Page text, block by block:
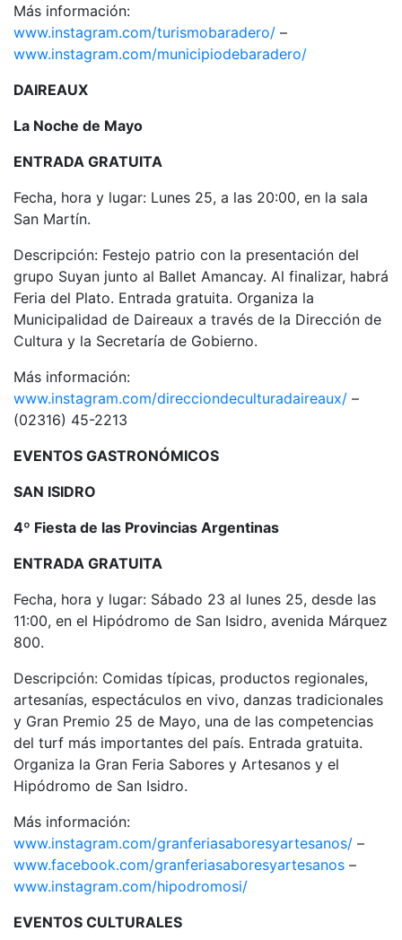
Más información:
www.instagram.com/turismobaradero/ –
www.instagram.com/municipiodebaradero/
DAIREAUX
La Noche de Mayo
ENTRADA GRATUITA
Fecha, hora y lugar: Lunes 25, a las 20:00, en la sala
San Martín.
Descripción: Festejo patrio con la presentación del
grupo Suyan junto al Ballet Amancay. Al finalizar, habrá
Feria del Plato. Entrada gratuita. Organiza la
Municipalidad de Daireaux a través de la Dirección de
Cultura y la Secretaría de Gobierno.
Más información:
www.instagram.com/direcciondeculturadaireaux/ –
(02316) 45-2213
EVENTOS GASTRONÓMICOS
SAN ISIDRO
4º Fiesta de las Provincias Argentinas
ENTRADA GRATUITA
Fecha, hora y lugar: Sábado 23 al lunes 25, desde las
11:00, en el Hipódromo de San Isidro, avenida Márquez
800.
Descripción: Comidas típicas, productos regionales,
artesanías, espectáculos en vivo, danzas tradicionales
y Gran Premio 25 de Mayo, una de las competencias
del turf más importantes del país. Entrada gratuita.
Organiza la Gran Feria Sabores y Artesanos y el
Hipódromo de San Isidro.
Más información:
www.instagram.com/granferiasaboresyartesanos/ –
www.facebook.com/granferiasaboresyartesanos –
www.instagram.com/hipodromosi/
EVENTOS CULTURALES